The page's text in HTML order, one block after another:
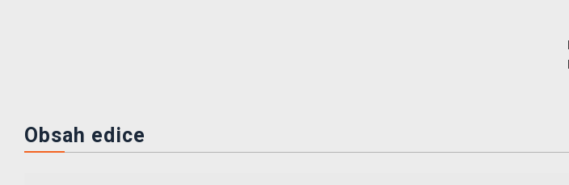
Obsah edice